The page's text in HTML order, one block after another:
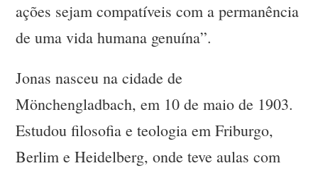
ações sejam compatíveis com a permanência
de uma vida humana genuína”.
Jonas nasceu na cidade de
Mönchengladbach, em 10 de maio de 1903.
Estudou filosofia e teologia em Friburgo,
Berlim e Heidelberg, onde teve aulas com